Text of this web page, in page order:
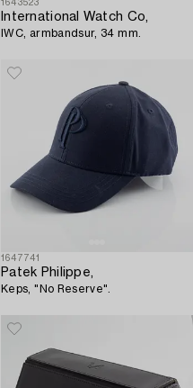
1643523
International Watch Co,
IWC, armbandsur, 34 mm.
1647741
Patek Philippe,
Keps, "No Reserve".